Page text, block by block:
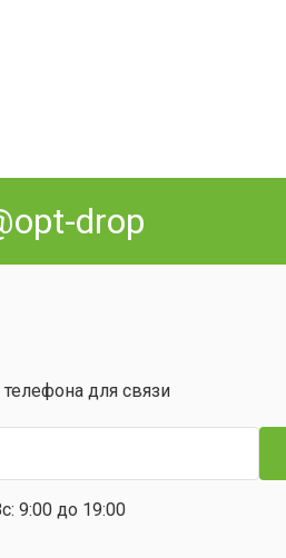
drop
для связи
9:00 до 19:00